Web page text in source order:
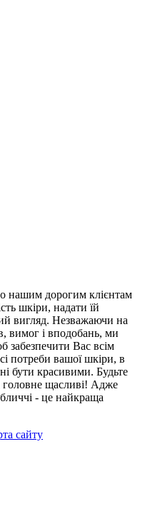
нашим дорогим клієнтам
шкіри, надати їй
вигляд. Незважаючи на
вимог і вподобань, ми
забезпечити Вас всім
потреби вашої шкіри, в
бути красивими. Будьте
головне щасливі! Адже
- це найкраща
сайту